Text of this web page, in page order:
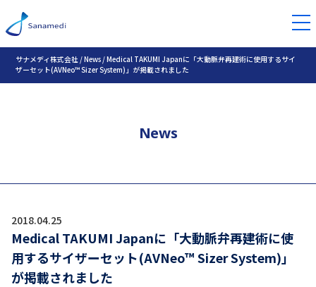
サナメディ株式会社 /News /Medical TAKUMI Japanに「大動脈弁再建術に使用するサイ
ザーセット(AVNeo™ Sizer System)」が掲載されました
News
2018.04.25
Medical TAKUMI Japanに「大動脈弁再建術に使
用するサイザーセット(AVNeo™ Sizer System)」
が掲載されました